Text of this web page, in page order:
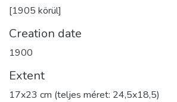
[1905 körül]
Creation date
1900
Extent
17x23 cm (teljes méret: 24,5x18,5)